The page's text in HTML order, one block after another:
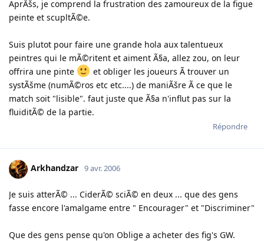
AprÃšs, je comprend la frustration des zamoureux de la figue
peinte et scupltÃ©e.
Suis plutot pour faire une grande hola aux talentueux
peintres qui le mÃ©ritent et aiment Ã§a, allez zou, on leur
offrira une pinte
et obliger les joueurs Ã trouver un
systÃšme (numÃ©ros etc etc....) de maniÃšre Ã ce que le
match soit "lisible". faut juste que Ã§a n'influt pas sur la
fluiditÃ© de la partie.
Répondre
Arkhandzar 9 avr. 2006
Je suis atterÃ© ... CiderÃ© sciÃ© en deux ... que des gens
fasse encore l'amalgame entre " Encourager" et "Discriminer"
Que des gens pense qu'on Oblige a acheter des fig's GW.